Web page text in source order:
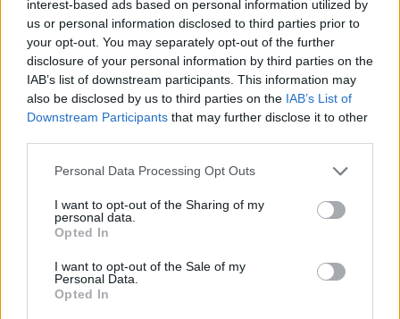
interest-based ads based on personal information utilized by
us or personal information disclosed to third parties prior to
your opt-out. You may separately opt-out of the further
disclosure of your personal information by third parties on the
IAB’s list of downstream participants. This information may
also be disclosed by us to third parties on the IAB’s List of
Downstream Participants that may further disclose it to other
Please note that this website/app uses one or more Google
not limited to your visit or usage behaviour. You may click to
grant or deny consent to Google and its third-party tags to
use your data for below specified purposes in below Google
consent section.
Personal Data Processing Opt Outs
I want to opt-out of the Sharing of my
personal data.
Opted In
I want to opt-out of the Sale of my
Personal Data.
Opted In
Αν τα χάσατε